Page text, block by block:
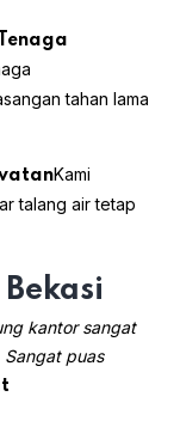
tahan lama
Kami
talang air tetap
kantor sangat
puas